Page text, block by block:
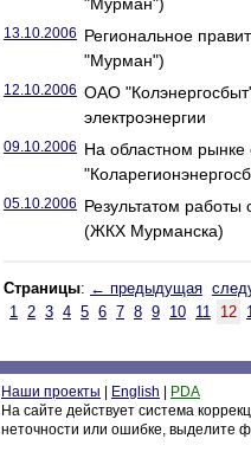
13.10.2006 Региональное
"Мурман")
12.10.2006 ОАО
электроэнергии
09.10.2006 На областном рынке
05.10.2006 Результатом
(ЖКХ Мурманска)
Страницы: ← предыдущая
1 2 3 4 5 6 7 8 9 10 11 12
Наши проекты English
PDA
На сайте действует система
неточности или ошибке, выделите